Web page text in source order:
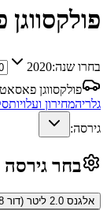
בחרו שנה:2020
פולקסווגן פאסאט
גלריהמחירון ועלויות
גירסה:
בחר גירסה
אלגנס 2.0 ליטר (דור 8 מתיחת פנים)